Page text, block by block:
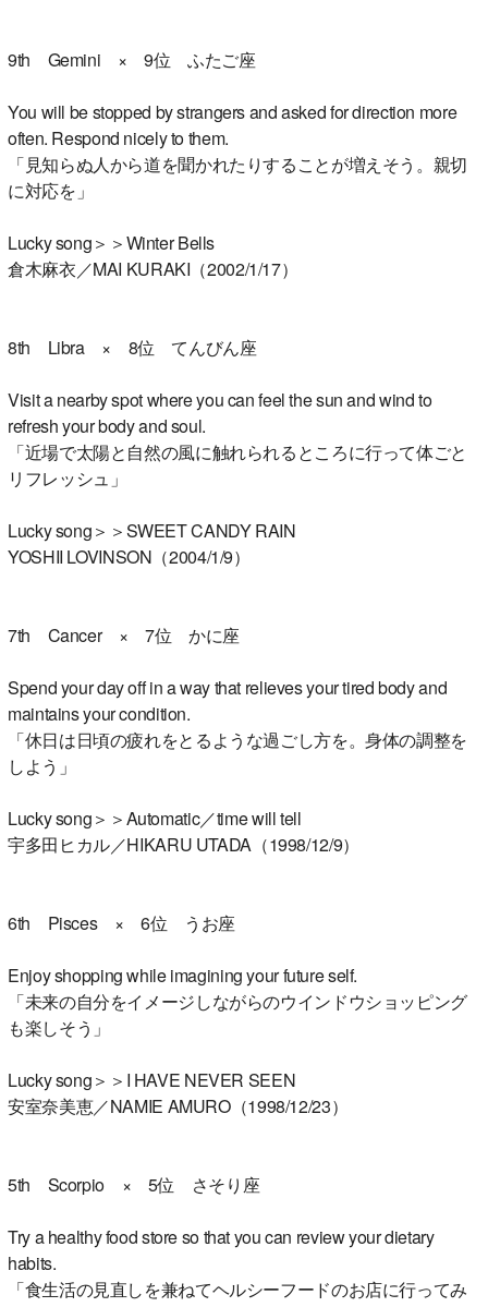
9th Gemini × 9位 ふたご座
You will be stopped by strangers and asked for direction more
often. Respond nicely to them.
「見知らぬ人から道を聞かれたりすることが増えそう。親切
に対応を」
Lucky song＞＞Winter Bells
倉木麻衣／MAI KURAKI（2002/1/17）
8th Libra × 8位 てんびん座
Visit a nearby spot where you can feel the sun and wind to
refresh your body and soul.
「近場で太陽と自然の風に触れられるところに行って体ごと
リフレッシュ」
Lucky song＞＞SWEET CANDY RAIN
YOSHII LOVINSON（2004/1/9）
7th Cancer × 7位 かに座
Spend your day off in a way that relieves your tired body and
maintains your condition.
「休日は日頃の疲れをとるような過ごし方を。身体の調整を
しよう」
Lucky song＞＞Automatic／time will tell
宇多田ヒカル／HIKARU UTADA（1998/12/9）
6th Pisces × 6位 うお座
Enjoy shopping while imagining your future self.
「未来の自分をイメージしながらのウインドウショッピング
も楽しそう」
Lucky song＞＞I HAVE NEVER SEEN
安室奈美恵／NAMIE AMURO（1998/12/23）
5th Scorpio × 5位 さそり座
Try a healthy food store so that you can review your dietary
habits.
「食生活の見直しを兼ねてヘルシーフードのお店に行ってみ